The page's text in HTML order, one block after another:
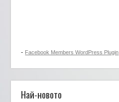
- Facebook Members WordPress Plugin
Най-новото